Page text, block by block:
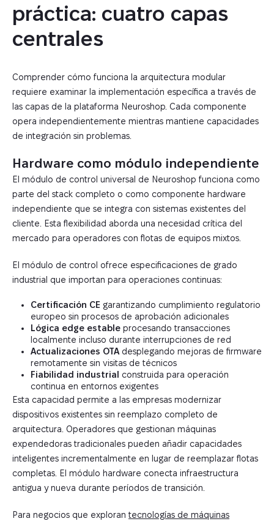
práctica: cuatro capas
centrales
Comprender cómo funciona la arquitectura modular
requiere examinar la implementación específica a través de
las capas de la plataforma Neuroshop. Cada componente
opera independientemente mientras mantiene capacidades
de integración sin problemas.
Hardware como módulo independiente
El módulo de control universal de Neuroshop funciona como
parte del stack completo o como componente hardware
independiente que se integra con sistemas existentes del
cliente. Esta flexibilidad aborda una necesidad crítica del
mercado para operadores con flotas de equipos mixtos.
El módulo de control ofrece especificaciones de grado
industrial que importan para operaciones continuas:
Certificación CE garantizando cumplimiento regulatorio
europeo sin procesos de aprobación adicionales
Lógica edge estable procesando transacciones
localmente incluso durante interrupciones de red
Actualizaciones OTA desplegando mejoras de firmware
remotamente sin visitas de técnicos
Fiabilidad industrial
construida para operación
continua en entornos exigentes
Esta capacidad permite a las empresas modernizar
dispositivos existentes sin reemplazo completo de
arquitectura. Operadores que gestionan máquinas
expendedoras tradicionales pueden añadir capacidades
inteligentes incrementalmente en lugar de reemplazar flotas
completas. El módulo hardware conecta infraestructura
antigua y nueva durante períodos de transición.
Para negocios que explorantecnologías de máquinas